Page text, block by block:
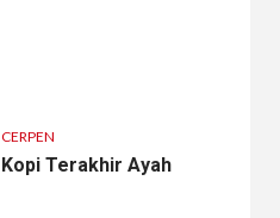
CERPEN
Kopi Terakhir Ayah